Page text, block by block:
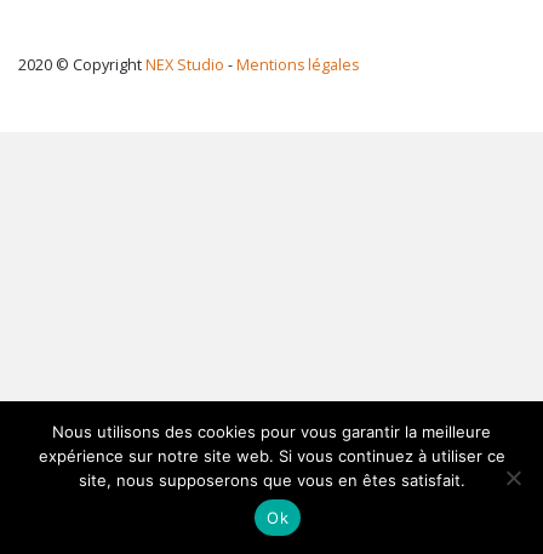
2020 © CopyrightNEX Studio -Mentions légales
Nous utilisons des cookies pour vous garantir la meilleure
expérience sur notre site web. Si vous continuez à utiliser ce
site, nous supposerons que vous en êtes satisfait.
Ok